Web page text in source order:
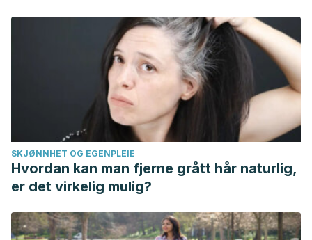
SKJØNNHET OG EGENPLEIE
Hvordan kan man fjerne grått hår naturlig,
er det virkelig mulig?